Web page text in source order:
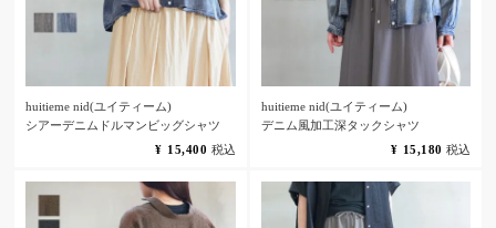
huitieme nid(ユイティーム)
シアーデニムドルマンビッグシャツ
¥ 15,400 税込
huitieme nid(ユイティーム)
デニム風加工深タックシャツ
¥ 15,180 税込